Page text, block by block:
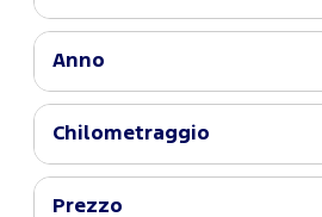
Anno
Chilometraggio
Prezzo